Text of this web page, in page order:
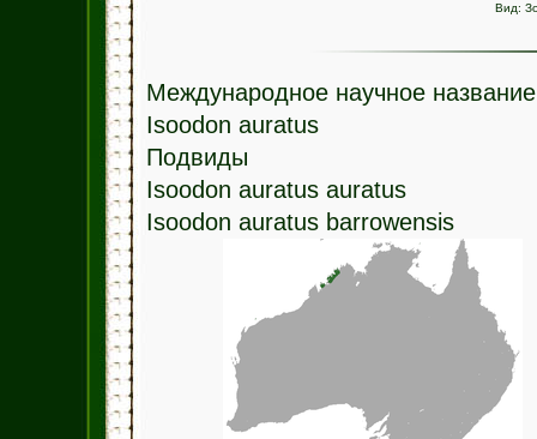
Вид:
Международное научное название
Isoodon auratus
Подвиды
Isoodon auratus auratus
Isoodon auratus barrowensis